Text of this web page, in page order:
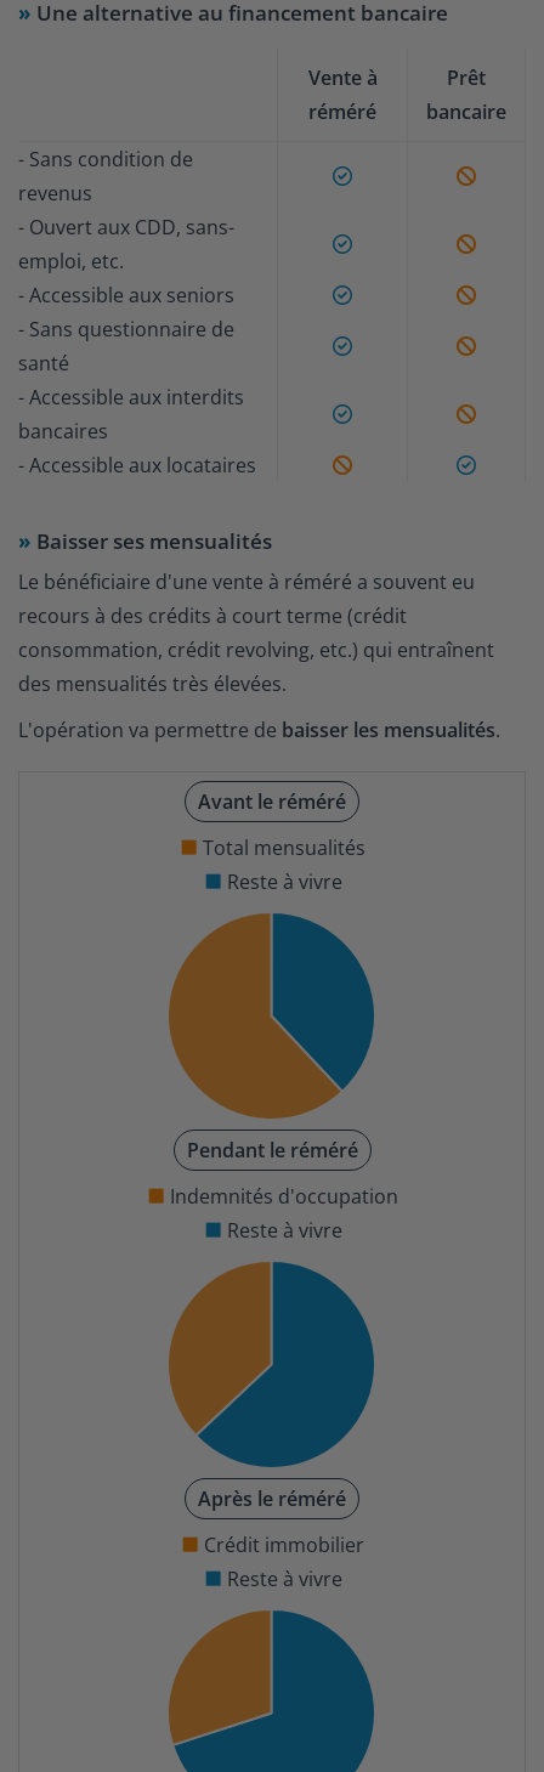
Une alternative au financement bancaire
Vente à
réméré
Prêt
bancaire
- Sans condition de
revenus
Oui
Non
- Ouvert aux CDD, sans-
emploi, etc.
Oui
Non
- Accessible aux seniors
Oui
Non
- Sans questionnaire de
santé
Oui
Non
- Accessible aux interdits
bancaires
Oui
Non
- Accessible aux locataires
Non Oui
Baisser ses mensualités
Le bénéficiaire d'une vente à réméré a souvent eu
recours à des crédits à court terme (crédit
consommation, crédit revolving, etc.) qui entraînent
des mensualités très élevées.
L'opération va permettre de baisser les mensualités.
Avant le réméré
Total mensualités
Reste à vivre
Pendant le réméré
Indemnités d'occupation
Reste à vivre
Après le réméré
Crédit immobilier
Reste à vivre